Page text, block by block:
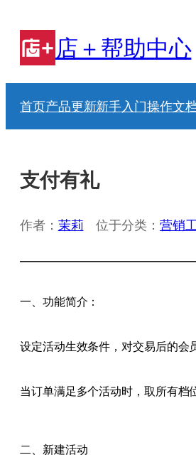
至
容
店＋帮助中心
首页产品更新新手入门操作文
支付有礼
作者： 茉莉 位于分类： 营销
一、功能简介：
设定活动生效条件，对交易后的会
当订单满足多个活动时，取所有档
二、新建活动